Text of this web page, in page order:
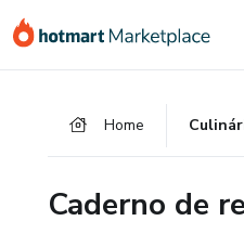
para
para
para
Home
Caderno de